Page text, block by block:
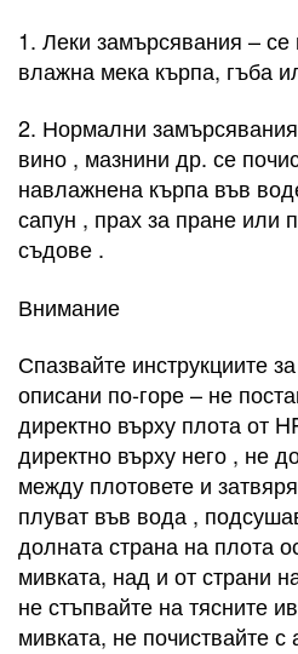
1. Леки замърсявания – се
влажна мека кърпа, гъба
2. Нормални
вино , мазнини др. се
навлажнена кърпа във
сапун , прах за пране или
съдове .
Внимание
Спазвайте инструкциите
описани по-горе – не
директно върху плота от
директно върху него , не
между плотовете и
плуват във вода ,
долната страна на плота
мивката, над и от страни
не стъпвайте на тясните
мивката, не почиствайте с